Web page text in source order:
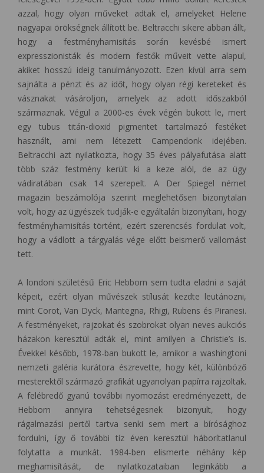
azzal, hogy olyan műveket adtak el, amelyeket Helene
nagyapai örökségnek állított be. Beltracchi sikere abban állt,
hogy a festményhamisítás során kevésbé ismert
expresszionisták és modern festők műveit vette alapul,
akiket hosszú ideig tanulmányozott. Ezen kívül arra sem
sajnálta a pénzt és az időt, hogy olyan régi kereteket és
vásznakat vásároljon, amelyek az adott időszakból
származnak. Végül a 2000-es évek végén bukott le, mert
egy tubus titán-dioxid pigmentet tartalmazó festéket
használt, ami nem létezett Campendonk idejében.
Beltracchi azt nyilatkozta, hogy 35 éves pályafutása alatt
több száz festmény került ki a keze alól, de az ügy
vádiratában csak 14 szerepelt. A Der Spiegel német
magazin beszámolója szerint meglehetősen bizonytalan
volt, hogy az ügyészek tudják-e egyáltalán bizonyítani, hogy
festményhamisítás történt, ezért szerencsés fordulat volt,
hogy a vádlott a tárgyalás vége előtt beismerő vallomást
tett.
A londoni születésű Eric Hebborn sem tudta eladni a saját
képeit, ezért olyan művészek stílusát kezdte leutánozni,
mint Corot, Van Dyck, Mantegna, Rhigi, Rubens és Piranesi.
A festményeket, rajzokat és szobrokat olyan neves aukciós
házakon keresztül adták el, mint amilyen a Christie’s is.
Évekkel később, 1978-ban bukott le, amikor a washingtoni
nemzeti galéria kurátora észrevette, hogy két, különböző
mesterektől származó grafikát ugyanolyan papírra rajzoltak.
A felébredő gyanú további nyomozást eredményezett, de
Hebborn annyira tehetségesnek bizonyult, hogy
rágalmazási pertől tartva senki sem mert a bírósághoz
fordulni, így ő további tíz éven keresztül háborítatlanul
folytatta a munkát. 1984-ben elismerte néhány kép
meghamisítását, de nyilatkozataiban leginkább a